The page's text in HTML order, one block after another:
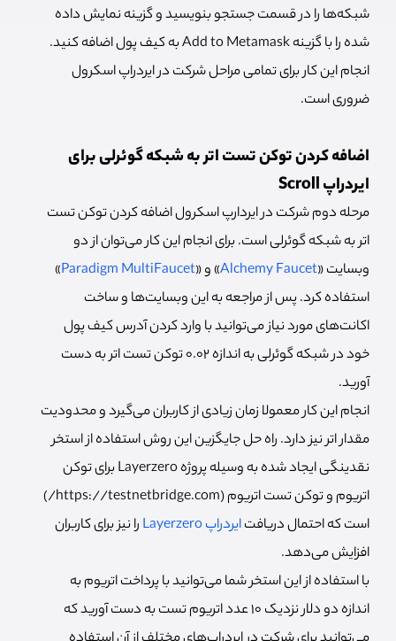
شبکه‌ها را در قسمت جستجو بنویسید و گزینه نمایش داده
شده را با گزینه Add to Metamask به کیف پول اضافه کنید.
انجام این کار برای تمامی مراحل شرکت در ایردراپ اسکرول
ضروری است.
اضافه کردن توکن تست اتر به شبکه گوئرلی برای
ایردراپ Scroll
مرحله دوم شرکت در ایردارپ اسکرول اضافه کردن توکن تست
اتر به شبکه گوئرلی است. برای انجام این کار می‌توان از دو
وبسایت «Alchemy Faucet» و «Paradigm MultiFaucet
»
استفاده کرد. پس از مراجعه به این وبسایت‌ها و ساخت
اکانت‌های مورد نیاز می‌توانید با وارد کردن آدرس کیف پول
خود در شبکه گوئرلی به اندازه 0.02 توکن تست اتر به دست
آورید.
انجام این کار معمولا زمان زیادی از کاربران می‌گیرد و محدودیت
مقدار اتر نیز دارد. راه حل جایگزین این روش استفاده از استخر
نقدینگی ایجاد شده به وسیله پروژه Layerzero برای توکن
اتریوم و توکن تست اتریوم (https://testnetbridge.com/)
است که احتمال دریافتایردراپ Layerzero
را نیز برای کاربران
افزایش می‌دهد.
با استفاده از این استخر شما می‌توانید با پرداخت اتریوم به
اندازه دو دلار نزدیک 10 عدد اتریوم تست به دست آورید که